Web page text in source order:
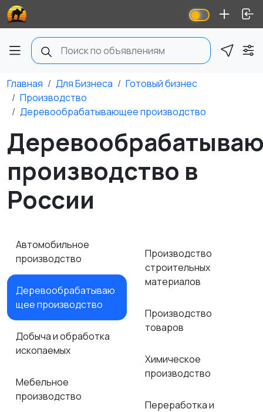
Главная Для Бизнеса
Готовый бизнес
Производство
Деревообрабатывающее производство
производство в
России
Автомобильное
производство
Деревообрабатываю
щее производство
Добыча и обработка
ископаемых
Мебельное
производство
Производство
строительных
материалов
Производство
товаров
Химическое
производство
Переработка и